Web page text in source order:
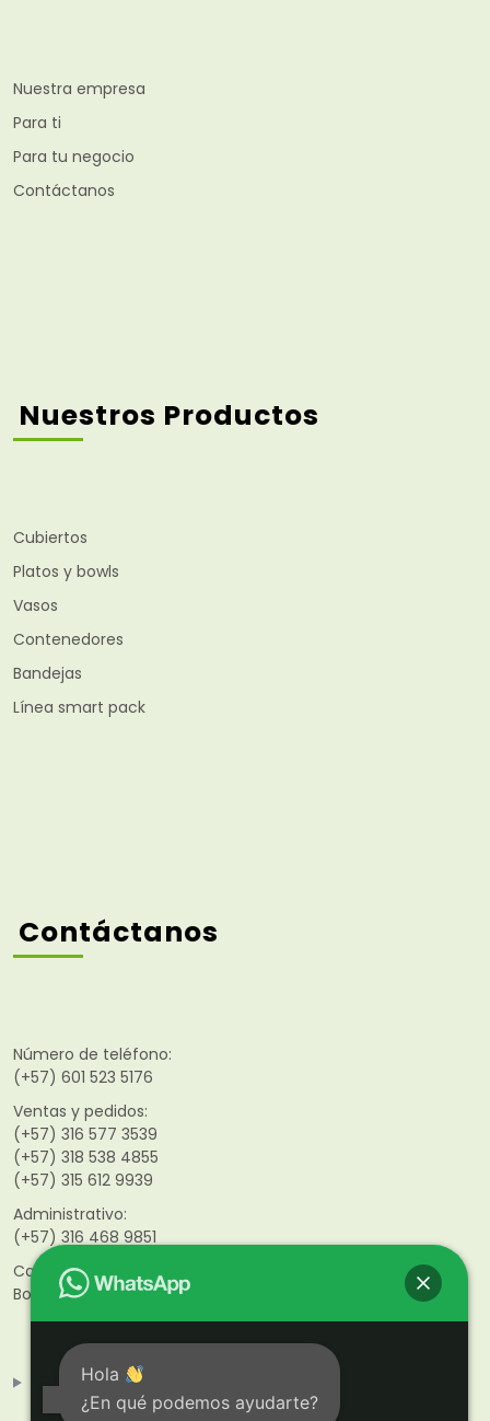
Nuestra empresa
Para ti
Para tu negocio
Contáctanos
Nuestros Productos
Cubiertos
Platos y bowls
Vasos
Contenedores
Bandejas
Línea smart pack
Contáctanos
Número de teléfono:
(+57) 601 523 5176
Ventas y pedidos:
(+57) 316 577 3539
(+57) 318 538 4855
(+57) 315 612 9939
Administrativo:
(+57) 316 468 9851
Calle 141 #46–21
Bogotá D.C. Colombia
Hola
¿En qué podemos ayudarte?